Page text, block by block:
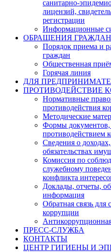
санитарно-
лицензий,
регистрации
Информационные
ОБРАЩЕНИЯ ГРАЖДАН
Порядок приема и
граждан
Общественная
Горячая линия
ДЛЯ
ПРОТИВОДЕЙСТВИЕ
Нормативные
противодействия
Методические
Формы документов,
противодействием
Сведения о
обязательствах
Комиссия по
служебному
конфликта
Доклады, отчеты,
информация
Обратная связь
коррупции
ПРЕСС-СЛУЖБА
КОНТАКТЫ
ЦЕНТР ГИГИЕНЫ И